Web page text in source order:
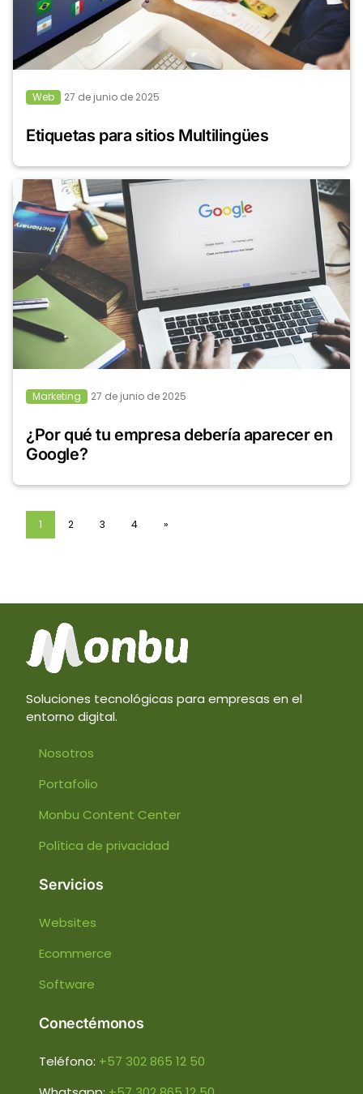
Web 27 de junio de 2025
Etiquetas para sitios Multilingües
Marketing 27 de junio de 2025
¿Por qué tu empresa debería aparecer en
Google?
1 2 3 4 »
Soluciones tecnológicas para empresas en el
entorno digital.
Nosotros
Portafolio
Monbu Content Center
Política de privacidad
Servicios
Websites
Ecommerce
Software
Conectémonos
Teléfono: +57 302 865 12 50